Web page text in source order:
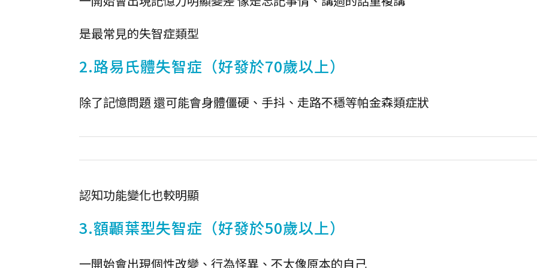
是最常見的失智症類型
2.路易氏體失智症（好發於70歲以上）
除了記憶問題 還可能會身體僵硬、手抖、走路不穩等帕金森類症狀
認知功能變化也較明顯
3.額顳葉型失智症（好發於50歲以上）
一開始會出現個性改變、行為怪異、不太像原本的自己